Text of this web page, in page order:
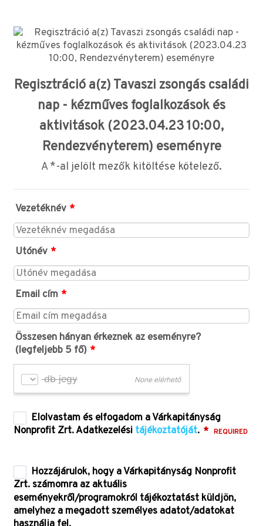
Regisztráció a(z) Tavaszi zsongás családi
nap - kézműves foglalkozások és
aktivitások (2023.04.23 10:00,
Rendezvényterem) eseményre
A *-al jelölt mezők kitöltése kötelező.
Vezetéknév *
Utónév *
Email cím *
Összesen hányan érkeznek az eseményre?
(legfeljebb 5 fő) *